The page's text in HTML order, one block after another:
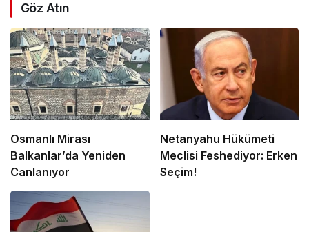
Göz Atın
Osmanlı Mirası
Balkanlar’da Yeniden
Canlanıyor
Netanyahu Hükümeti
Meclisi Feshediyor: Erken
Seçim!